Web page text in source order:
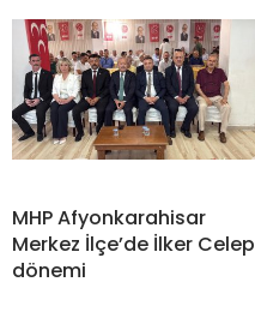
MHP Afyonkarahisar
Merkez İlçe’de İlker Celep
dönemi